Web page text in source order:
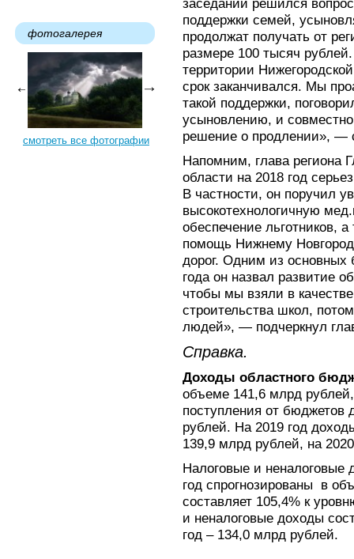
фотогалерея
смотреть все фотографии
заседании решился
поддержки семей,
продолжат получать от
размере 100 тысяч
территории
срок заканчивался. Мы
такой поддержки,
усыновлению, и
решение о продлении», —
Напомним, глава региона
области на 2018 год
В частности, он поручил
высокотехнологичную
обеспечение льготников,
помощь Нижнему
дорог. Одним из основных
года он назвал развитие
чтобы мы взяли в
строительства школ,
людей», — подчеркнул
Справка.
Доходы областного
объеме 141,6 млрд
поступления от бюджетов
рублей. На 2019 год
139,9 млрд рублей, на
Налоговые и неналоговые
год спрогнозированы в
составляет 105,4% к
и неналоговые доходы
год – 134,0 млрд рублей.